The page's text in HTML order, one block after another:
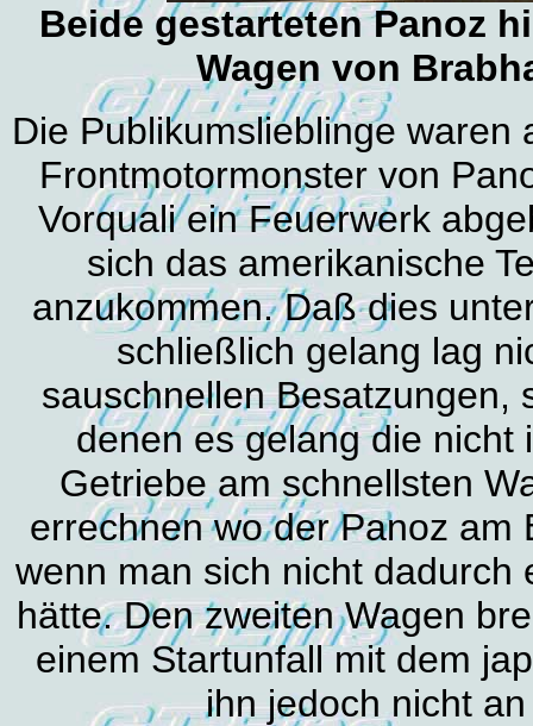
Beide gestarteten Panoz
Wagen von
Die Publikumslieblinge
Frontmotormonster von
Vorquali ein Feuerwerk
sich das amerikanische
anzukommen. Daß dies
schließlich gelang lag
sauschnellen Besatzungen,
denen es gelang die nicht
Getriebe am schnellsten
errechnen wo der Panoz am
wenn man sich nicht dadurch
hätte. Den zweiten Wagen
einem Startunfall mit dem
ihn jedoch nicht